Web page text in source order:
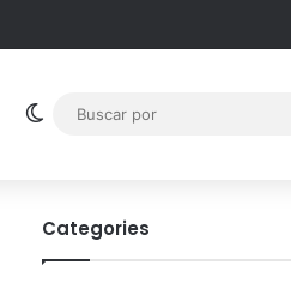
Switch skin
Categories